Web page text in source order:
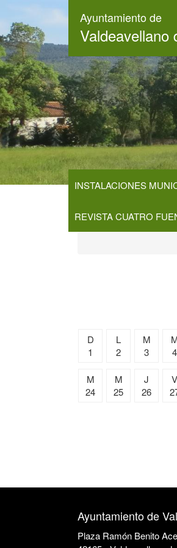
contenido
principal
Ayuntamiento de
Valdeavellano
INSTALACIONES
REVISTA CUATRO
D
1
L
2
M
3
4
M
24
M
25
J
26
V
Ayuntamiento de
Plaza Ramón Benito